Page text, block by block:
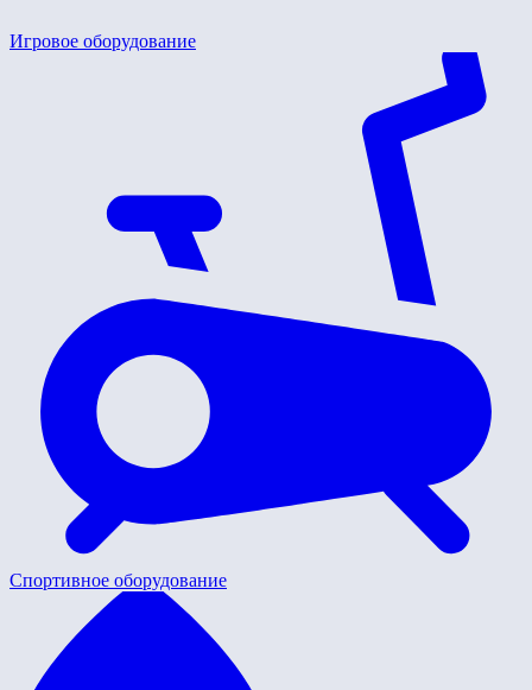
Игровое оборудование
Спортивное оборудование